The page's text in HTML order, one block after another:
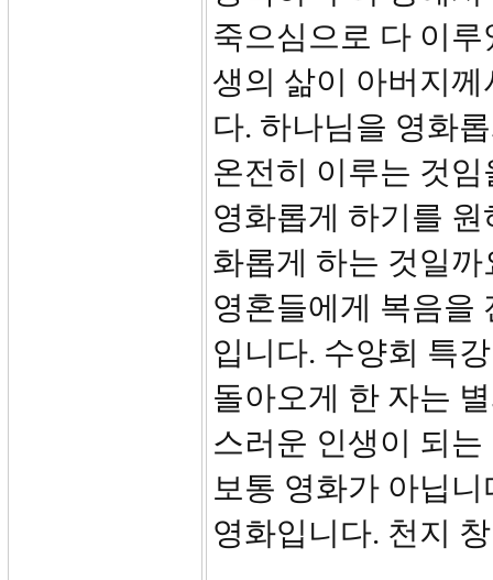
죽으심으로 다 이
생의 삶이 아버지
다. 하나님을 영화
온전히 이루는 것
영화롭게 하기를
화롭게 하는 것일
영혼들에게 복음을
입니다. 수양회 특
돌아오게 한 자는
스러운 인생이 되
보통 영화가 아닙
영화입니다. 천지